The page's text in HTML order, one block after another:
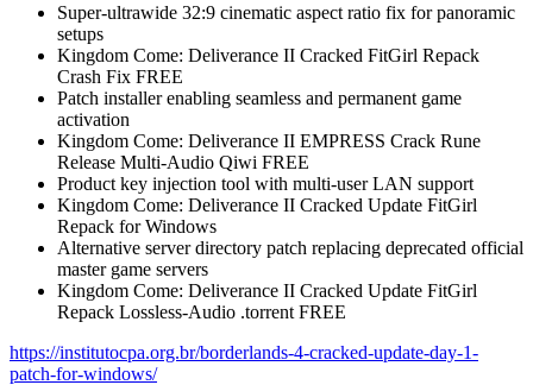
Super-ultrawide 32:9 cinematic aspect ratio fix for panoramic
setups
Kingdom Come: Deliverance II Cracked FitGirl Repack
Crash Fix FREE
Patch installer enabling seamless and permanent game
activation
Kingdom Come: Deliverance II EMPRESS Crack Rune
Release Multi-Audio Qiwi FREE
Product key injection tool with multi-user LAN support
Kingdom Come: Deliverance II Cracked Update FitGirl
Repack for Windows
Alternative server directory patch replacing deprecated official
master game servers
Kingdom Come: Deliverance II Cracked Update FitGirl
Repack Lossless-Audio .torrent FREE
https://institutocpa.org.br/borderlands-4-cracked-update-day-1-
patch-for-windows/